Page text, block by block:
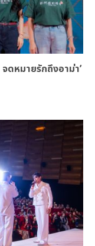
ดหมายรักถึงอาม่า’